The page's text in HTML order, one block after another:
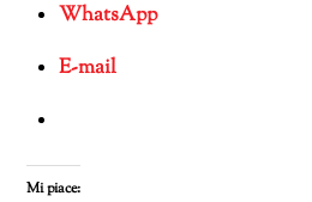
WhatsApp
E-mail
Mi piace: